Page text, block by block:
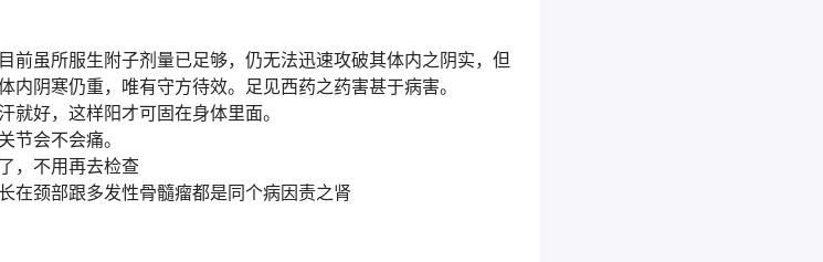
前虽所服生附子剂量已足够，仍无法迅速攻破其体内之阴实，但
阴寒仍重，唯有守方待效。足见西药之药害甚于病害。
好，这样阳才可固在身体里面。
节会不会痛。
，不用再去检查
在颈部跟多发性骨髓瘤都是同个病因责之肾